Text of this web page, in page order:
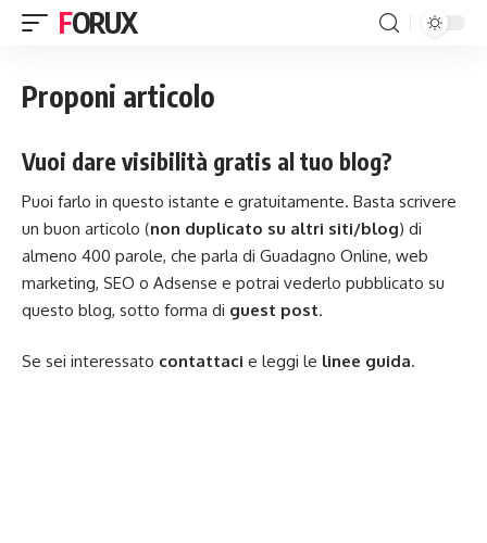
FORUX
Proponi articolo
Vuoi dare visibilità gratis al tuo blog?
Puoi farlo in questo istante e gratuitamente. Basta scrivere
un buon articolo (non duplicato su altri siti/blog) di
almeno 400 parole, che parla di Guadagno Online, web
marketing, SEO o Adsense e potrai vederlo pubblicato su
questo blog, sotto forma di guest post.
Se sei interessato contattaci e leggi le linee guida.